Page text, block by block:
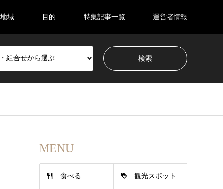
地域 目的 特集記事一覧 運営者情報
MENU
食べる 観光スポット